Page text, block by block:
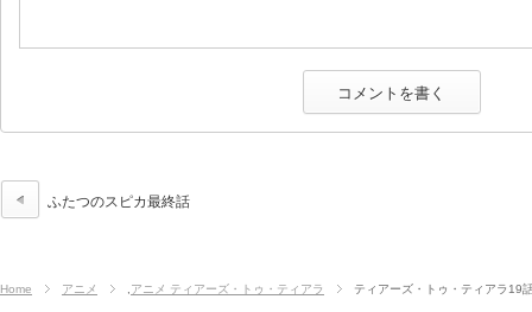
ふたつのスピカ最終話
Home アニメ アニメ ティアーズ・トゥ・ティアラ ティアーズ・トゥ・ティアラ19